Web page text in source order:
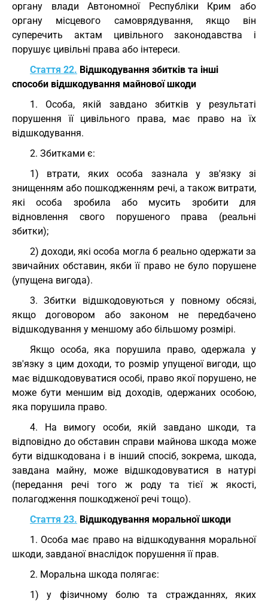
органу влади Автономної Республіки Крим або
органу місцевого самоврядування, якщо він
суперечить актам цивільного законодавства і
порушує цивільні права або інтереси.
Стаття 22. Відшкодування збитків та інші
способи відшкодування майнової шкоди
1. Особа, якій завдано збитків у результаті
порушення її цивільного права, має право на їх
відшкодування.
2. Збитками є:
1) втрати, яких особа зазнала у зв'язку зі
знищенням або пошкодженням речі, а також витрати,
які особа зробила або мусить зробити для
відновлення свого порушеного права (реальні
збитки);
2) доходи, які особа могла б реально одержати за
звичайних обставин, якби її право не було порушене
(упущена вигода).
3. Збитки відшкодовуються у повному обсязі,
якщо договором або законом не передбачено
відшкодування у меншому або більшому розмірі.
Якщо особа, яка порушила право, одержала у
зв'язку з цим доходи, то розмір упущеної вигоди, що
має відшкодовуватися особі, право якої порушено, не
може бути меншим від доходів, одержаних особою,
яка порушила право.
4. На вимогу особи, якій завдано шкоди, та
відповідно до обставин справи майнова шкода може
бути відшкодована і в інший спосіб, зокрема, шкода,
завдана майну, може відшкодовуватися в натурі
(передання речі того ж роду та тієї ж якості,
полагодження пошкодженої речі тощо).
Стаття 23. Відшкодування моральної шкоди
1. Особа має право на відшкодування моральної
шкоди, завданої внаслідок порушення її прав.
2. Моральна шкода полягає:
1) у фізичному болю та стражданнях, яких